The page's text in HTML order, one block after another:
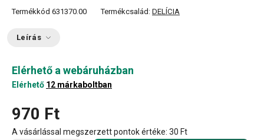
Termékkód 631370.00 Termékcsalád: DELÍCIA
Leírás
Elérhető a webáruházban
Elérhető 12 márkaboltban
970 Ft
A vásárlással megszerzett pontok értéke: 30 Ft